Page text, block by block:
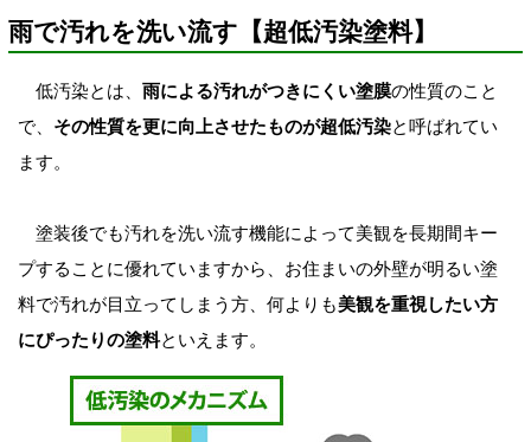
雨で汚れを洗い流す【超低汚染塗料】
低汚染とは、 雨による汚れがつきにくい塗膜の性質のこと
で、 その性質を更に向上させたものが超低汚染と呼ばれてい
ます。
塗装後でも汚れを洗い流す機能によって美観を長期間キー
プすることに優れていますから、お住まいの外壁が明るい塗
料で汚れが目立ってしまう方、何よりも美観を重視したい方
にぴったりの塗料といえます。